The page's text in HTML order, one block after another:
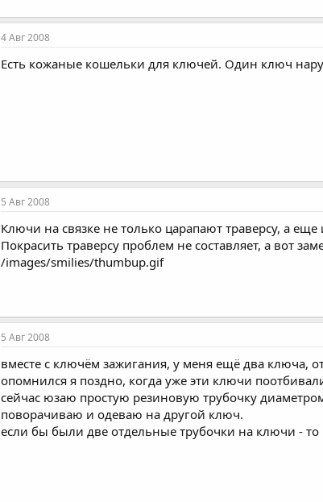
4 Авг 2008
Есть кожаные кошельки для ключей. Один ключ
5 Авг 2008
Ключи на связке не только царапают траверсу, а
Покрасить траверсу проблем не составляет, а вот
/images/smilies/thumbup.gif
5 Авг 2008
вместе с ключём зажигания, у меня ещё два ключа,
опомнился я поздно, когда уже эти ключи
сейчас юзаю простую резиновую трубочку
поворачиваю и одеваю на другой ключ.
если бы были две отдельные трубочки на ключи -